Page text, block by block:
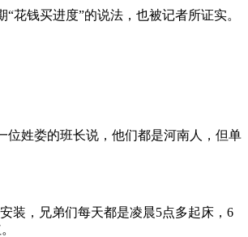
花钱买进度”的说法，也被记者所证实。
位姓娄的班长说，他们都是河南人，但单
装，兄弟们每天都是凌晨5点多起床，6